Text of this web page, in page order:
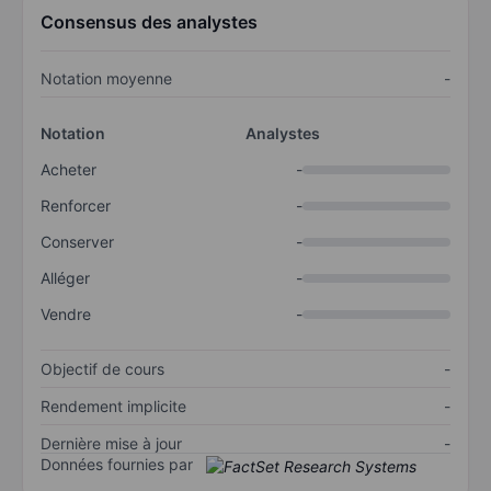
Consensus des analystes
Notation moyenne -
Notation
Analystes
Acheter
-
Renforcer
-
Conserver
-
Alléger
-
Vendre
-
Objectif de cours
-
Rendement implicite
-
Dernière mise à jour
-
Données fournies par